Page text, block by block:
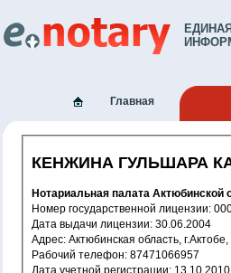
Главная
КЕНЖИНА ГУЛЬШАРА
Нотариальная палата
Номер
Дата выдачи лицензии: 30.06.2004
Адрес: Актюбинская область,
Рабочий телефон: 87471066957
Дата учетной